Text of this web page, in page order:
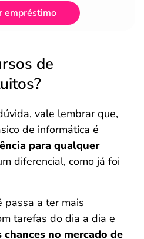
empréstimo
de
vale lembrar que,
de informática é
para qualquer
diferencial, como já foi
passa a ter mais
tarefas do dia a dia e
chances no mercado de